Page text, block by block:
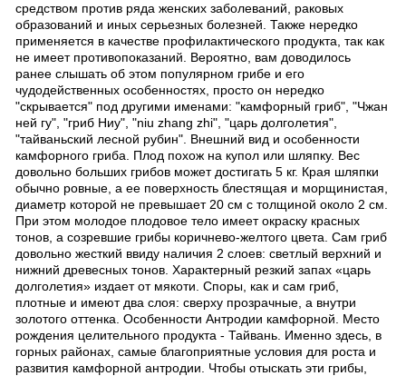
средством против ряда женских заболеваний, раковых
образований и иных серьезных болезней. Также нередко
применяется в качестве профилактического продукта, так как
не имеет противопоказаний. Вероятно, вам доводилось
ранее слышать об этом популярном грибе и его
чудодейственных особенностях, просто он нередко
"скрывается" под другими именами: "камфорный гриб", "Чжан
ней гу", "гриб Ниу", "niu zhang zhi", "царь долголетия",
"тайваньский лесной рубин". Внешний вид и особенности
камфорного гриба. Плод похож на купол или шляпку. Вес
довольно больших грибов может достигать 5 кг. Края шляпки
обычно ровные, а ее поверхность блестящая и морщинистая,
диаметр которой не превышает 20 см с толщиной около 2 см.
При этом молодое плодовое тело имеет окраску красных
тонов, а созревшие грибы коричнево-желтого цвета. Сам гриб
довольно жесткий ввиду наличия 2 слоев: светлый верхний и
нижний древесных тонов. Характерный резкий запах «царь
долголетия» издает от мякоти. Споры, как и сам гриб,
плотные и имеют два слоя: сверху прозрачные, а внутри
золотого оттенка. Особенности Антродии камфорной. Место
рождения целительного продукта - Тайвань. Именно здесь, в
горных районах, самые благоприятные условия для роста и
развития камфорной антродии. Чтобы отыскать эти грибы,